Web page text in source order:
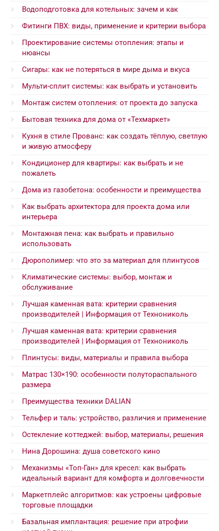
Водоподготовка для котельных: зачем и как
Фитинги ПВХ: виды, применение и критерии выбора
Проектирование системы отопления: этапы и
нюансы
Сигары: как не потеряться в мире дыма и вкуса
Мульти-сплит системы: как выбрать и установить
Монтаж систем отопления: от проекта до запуска
Бытовая техника для дома от «Техмаркет»
Кухня в стиле Прованс: как создать тёплую, светлую
и живую атмосферу
Кондиционер для квартиры: как выбрать и не
пожалеть
Дома из газобетона: особенности и преимущества
Как выбрать архитектора для проекта дома или
интерьера
Монтажная пена: как выбрать и правильно
использовать
Дюрополимер: что это за материал для плинтусов
Климатические системы: выбор, монтаж и
обслуживание
Лучшая каменная вата: критерии сравнения
производителей | Информация от Технониколь
Лучшая каменная вата: критерии сравнения
производителей | Информация от Технониколь
Плинтусы: виды, материалы и правила выбора
Матрас 130×190: особенности полутораспального
размера
Преимущества техники DALIAN
Тельфер и таль: устройство, различия и применение
Остекление коттеджей: выбор, материалы, решения
Нина Дорошина: душа советского кино
Механизмы «Топ-Ган» для кресел: как выбрать
идеальный вариант для комфорта и долговечности
Маркетплейс алгоритмов: как устроены цифровые
торговые площадки
Базальная имплантация: решение при атрофии